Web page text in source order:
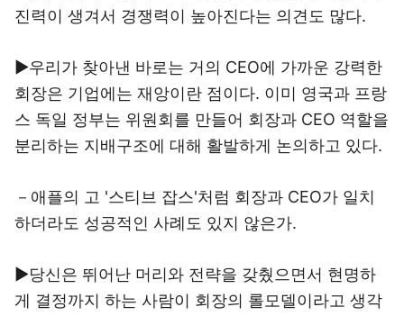
진력이 생겨서 경쟁력이 높아진다는 의견도 많다.
▶우리가 찾아낸 바로는 거의 CEO에 가까운 강력한
회장은 기업에는 재앙이란 점이다. 이미 영국과 프랑
스 독일 정부는 위원회를 만들어 회장과 CEO 역할을
분리하는 지배구조에 대해 활발하게 논의하고 있다.
－애플의 고 '스티브 잡스'처럼 회장과 CEO가 일치
하더라도 성공적인 사례도 있지 않은가.
▶당신은 뛰어난 머리와 전략을 갖췄으면서 현명하
게 결정까지 하는 사람이 회장의 롤모델이라고 생각